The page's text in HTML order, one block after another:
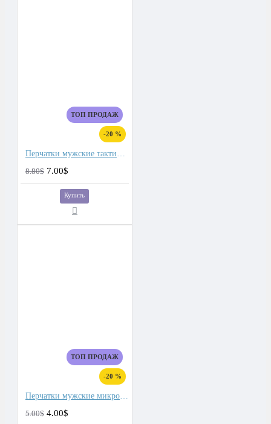
ТОП ПРОДАЖ
-20 %
Перчатки мужские тактические для сенсорных экранов, подкладка плюш
8.80$ 7.00$
Купить
ТОП ПРОДАЖ
-20 %
Перчатки мужские микроволокно со спандекс вставками
5.00$ 4.00$